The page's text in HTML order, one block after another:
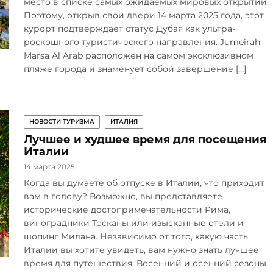
Поэтому, открыв свои двери 14 марта 2025 года, этот
курорт подтверждает статус Дубая как ультра-
роскошного туристического направления. Jumeirah
Marsa Al Arab расположен на самом эксклюзивном
пляже города и знаменует собой завершение […]
НОВОСТИ ТУРИЗМА ИТАЛИЯ
Лучшее и худшее время для посещения
Италии
14 марта 2025
Когда вы думаете об отпуске в Италии, что приходит
вам в голову? Возможно, вы представляете
исторические достопримечательности Рима,
виноградники Тосканы или изысканные отели и
шопинг Милана. Независимо от того, какую часть
Италии вы хотите увидеть, вам нужно знать лучшее
время для путешествия. Весенний и осенний сезоны